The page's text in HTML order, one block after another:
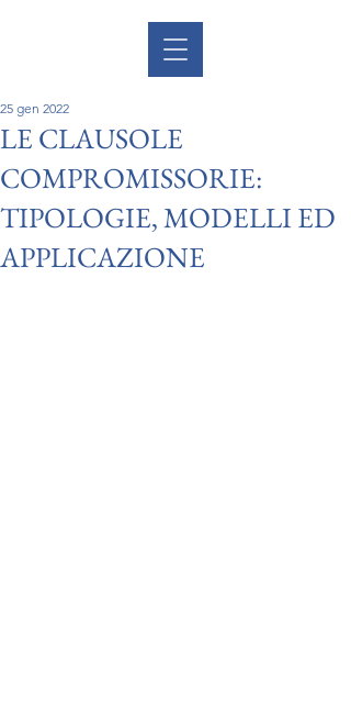
LE CLAUSOLE
COMPROMISSORIE:
TIPOLOGIE, MODELLI ED
APPLICAZIONE
25 gen 2022